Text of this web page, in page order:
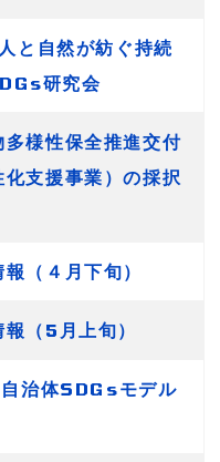
と自然が紡ぐ持続
研究会
多様性保全推進交付
支援事業）の採択
（４月下旬）
（5月上旬）
治体SDGsモデル